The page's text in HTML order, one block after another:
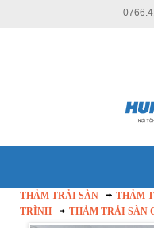
THẢM TRẢI SÀN
THẢM
TRÌNH
THẢM TRẢI SÀN